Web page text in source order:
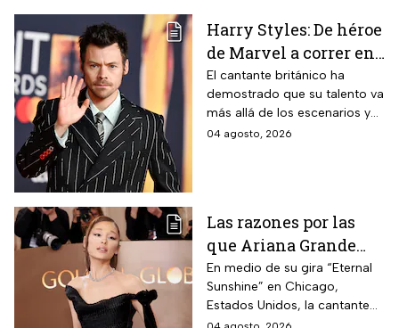
Harry Styles: De héroe
de Marvel a correr en
Chapultepec; las
apariciones del
cantante en el cine
El cantante británico ha
demostrado que su talento va
más allá de los escenarios y
ha llegado a la pantalla
04 agosto, 2026
Las razones por las
que Ariana Grande
hará una pausa en su
carrera
En medio de su gira “Eternal
Sunshine” en Chicago,
Estados Unidos, la cantante
informó a sus fanáticos que